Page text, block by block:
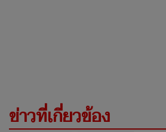
ข่าวที่เกี่ยวข้อง